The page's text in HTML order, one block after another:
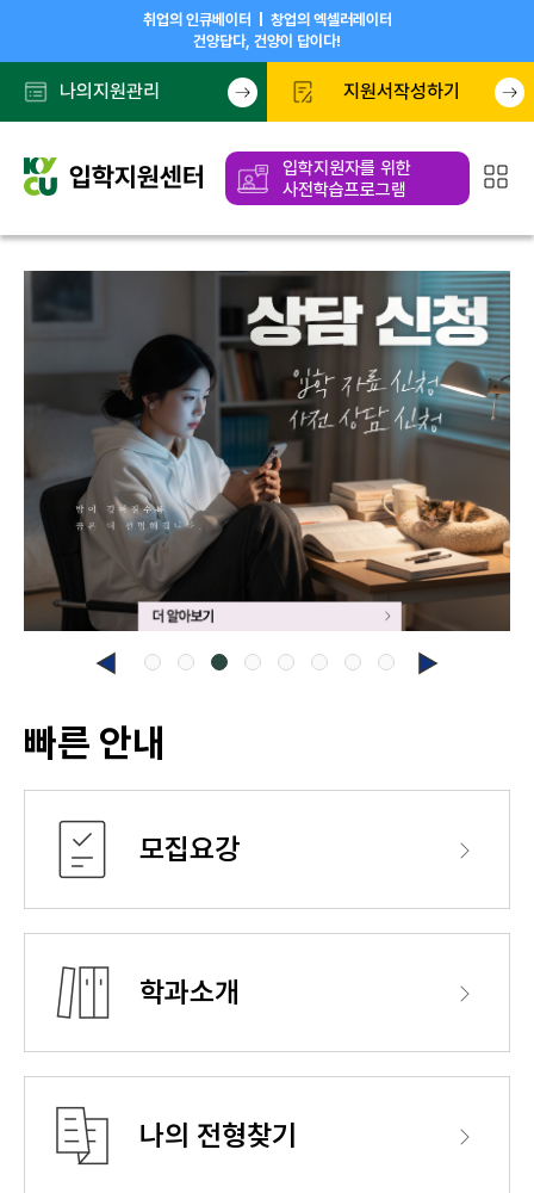
취업의 인큐베이터 | 창업의 엑셀러레이터
건양답다, 건양이 답이다!
나의지원관리 지원서작성하기
입학지원자를 위한
사전학습프로그램
빠른 안내
모집요강
학과소개
나의 전형찾기